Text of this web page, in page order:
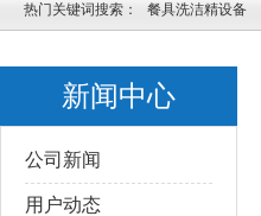
热门关键词搜索： 餐具洗洁精设备
新闻中心
公司新闻
用户动态